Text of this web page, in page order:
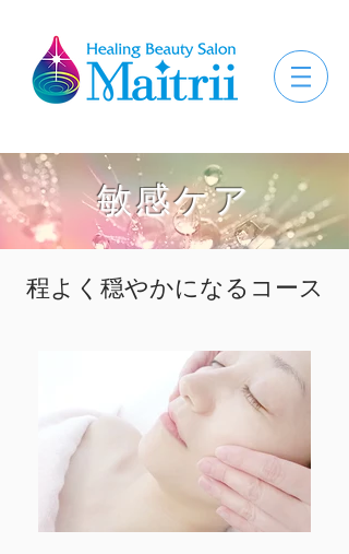
敏感ケア
程よく穏やかになるコース